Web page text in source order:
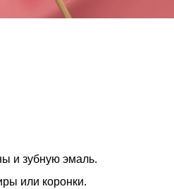
и зубную эмаль.
или коронки.